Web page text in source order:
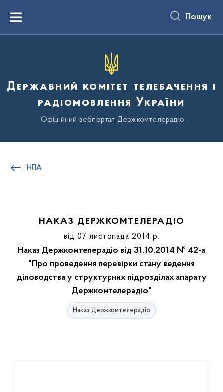
вмістуMenu Пошук
Державний комітет телебачення і
радіомовлення України
Офіційний вебпортал Держкомтелерадіо
НПА
НАКАЗ ДЕРЖКОМТЕЛЕРАДІО
від 07 листопада 2014 р.
Наказ Держкомтелерадіо від 31.10.2014 № 42-а
"Про проведення перевірки стану ведення
діловодства у структурних підрозділах апарату
Держкомтелерадіо"
Наказ Держкомтелерадіо